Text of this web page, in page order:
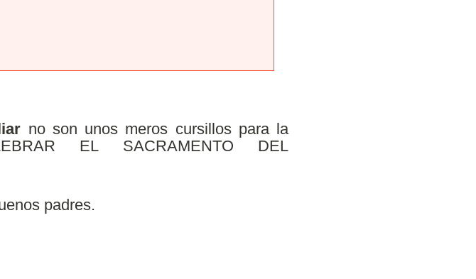
no son unos meros cursillos para la
EL SACRAMENTO DEL
padres.